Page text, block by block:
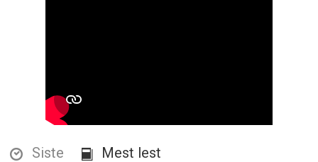
Siste Mest lest